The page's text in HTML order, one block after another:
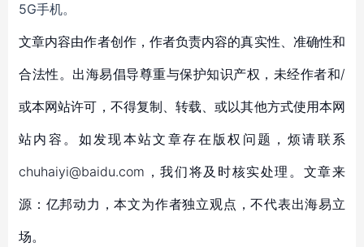
5G手机。
文章内容由作者创作，作者负责内容的真实性、准确性和
合法性。出海易倡导尊重与保护知识产权，未经作者和/
或本网站许可，不得复制、转载、或以其他方式使用本网
站内容。如发现本站文章存在版权问题，烦请联系
chuhaiyi@baidu.com，我们将及时核实处理。文章来
源：亿邦动力，本文为作者独立观点，不代表出海易立
场。